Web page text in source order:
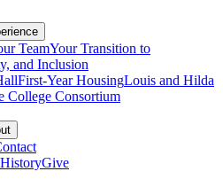
TeamYour Transition to
and Inclusion
First-Year HousingLouis and Hilda
College Consortium
Give